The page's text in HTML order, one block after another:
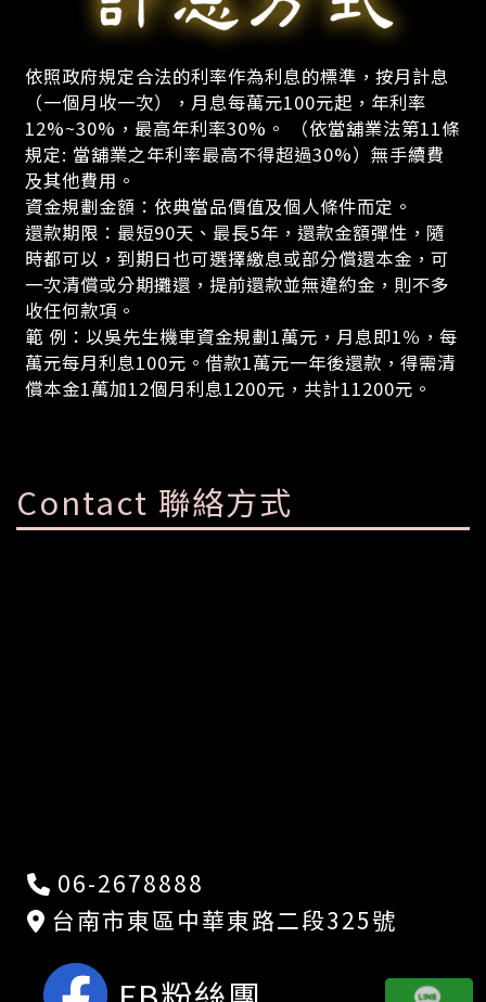
依照政府規定合法的利率作為利息的標準，按月計息
（一個月收一次），月息每萬元100元起，年利率
12%~30%，最高年利率30%。 （依當舖業法第11條
規定: 當舖業之年利率最高不得超過30%）無手續費
及其他費用。
資金規劃金額：依典當品價值及個人條件而定。
還款期限：最短90天、最長5年，還款金額彈性，隨
時都可以，到期日也可選擇繳息或部分償還本金，可
一次清償或分期攤還，提前還款並無違約金，則不多
收任何款項。
範 例：以吳先生機車資金規劃1萬元，月息即1％，每
萬元每月利息100元。借款1萬元一年後還款，得需清
償本金1萬加12個月利息1200元，共計11200元。
Contact 聯絡方式
06-2678888
台南市東區中華東路二段325號